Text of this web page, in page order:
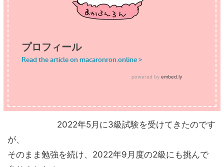
2022年5月に3級試験を受けてきたのです
が、
そのまま勉強を続け、2022年9月度の2級にも挑んで